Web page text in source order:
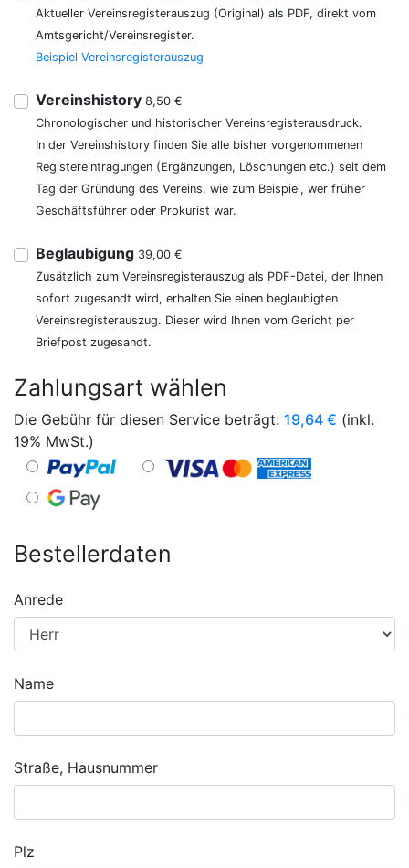
Aktueller Vereinsregisterauszug (Original) als PDF, direkt vom
Amtsgericht/Vereinsregister.
Beispiel Vereinsregisterauszug
Vereinshistory 8,50 €
Chronologischer und historischer Vereinsregisterausdruck.
In der Vereinshistory finden Sie alle bisher vorgenommenen
Registereintragungen (Ergänzungen, Löschungen etc.) seit dem
Tag der Gründung des Vereins, wie zum Beispiel, wer früher
Geschäftsführer oder Prokurist war.
Beglaubigung 39,00 €
Zusätzlich zum Vereinsregisterauszug als PDF-Datei, der Ihnen
sofort zugesandt wird, erhalten Sie einen beglaubigten
Vereinsregisterauszug. Dieser wird Ihnen vom Gericht per
Briefpost zugesandt.
Zahlungsart wählen
Die Gebühr für diesen Service beträgt: 19,64 € (inkl.
19% MwSt.)
Bestellerdaten
Anrede
Name
Straße, Hausnummer
Plz